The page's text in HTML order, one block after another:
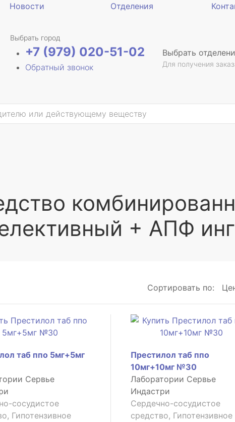
Новости Отделения
Выбрать город
+7 (979) 020-51-02
Обратный звонок
Выбрать
Для получения
+ АПФ
Сортировать по:
таб ппо 5мг+5мг
Сервье
сосудистое
Гипотензивное
Престилол таб ппо
10мг+10мг №30
Лаборатории Сервье
Индастри
Сердечно-сосудистое
средство, Гипотензивное